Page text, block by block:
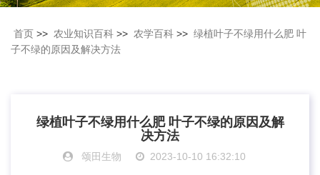
首页 >> 农业知识百科 >> 农学百科 >> 绿植叶子不绿用什么肥 叶
子不绿的原因及解决方法
绿植叶子不绿用什么肥 叶子不绿的原因及解
决方法
颂田生物 2023-10-10 16:32:10